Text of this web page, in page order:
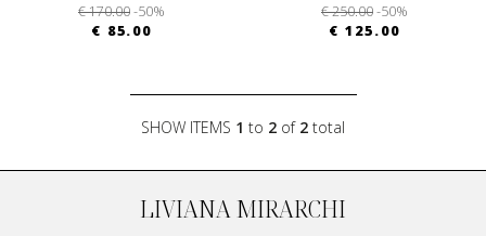
€ 170.00-50%
€ 85.00
€ 250.00-50%
€ 125.00
SHOW ITEMS 1 to 2 of 2 total
LIVIANA MIRARCHI